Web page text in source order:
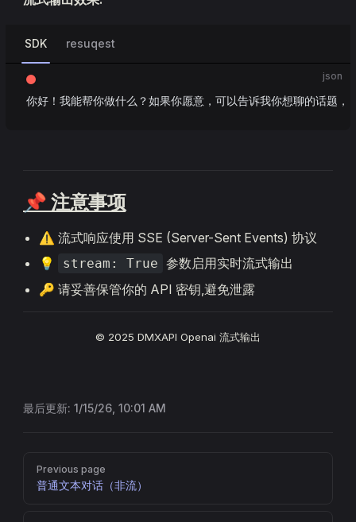
SDK resuqest
json
你好！我能帮你做什么？如果你愿意，可以告诉我你想聊的话题
📌 注意事项
⚠️ 流式响应使用 SSE (Server-Sent Events) 协议
💡
stream: True 参数启用实时流式输出
🔑 请妥善保管你的 API 密钥,避免泄露
© 2025 DMXAPI Openai 流式输出
最后更新: 1/15/26, 10:01 AM
Pager
Previous page
普通文本对话（非流）